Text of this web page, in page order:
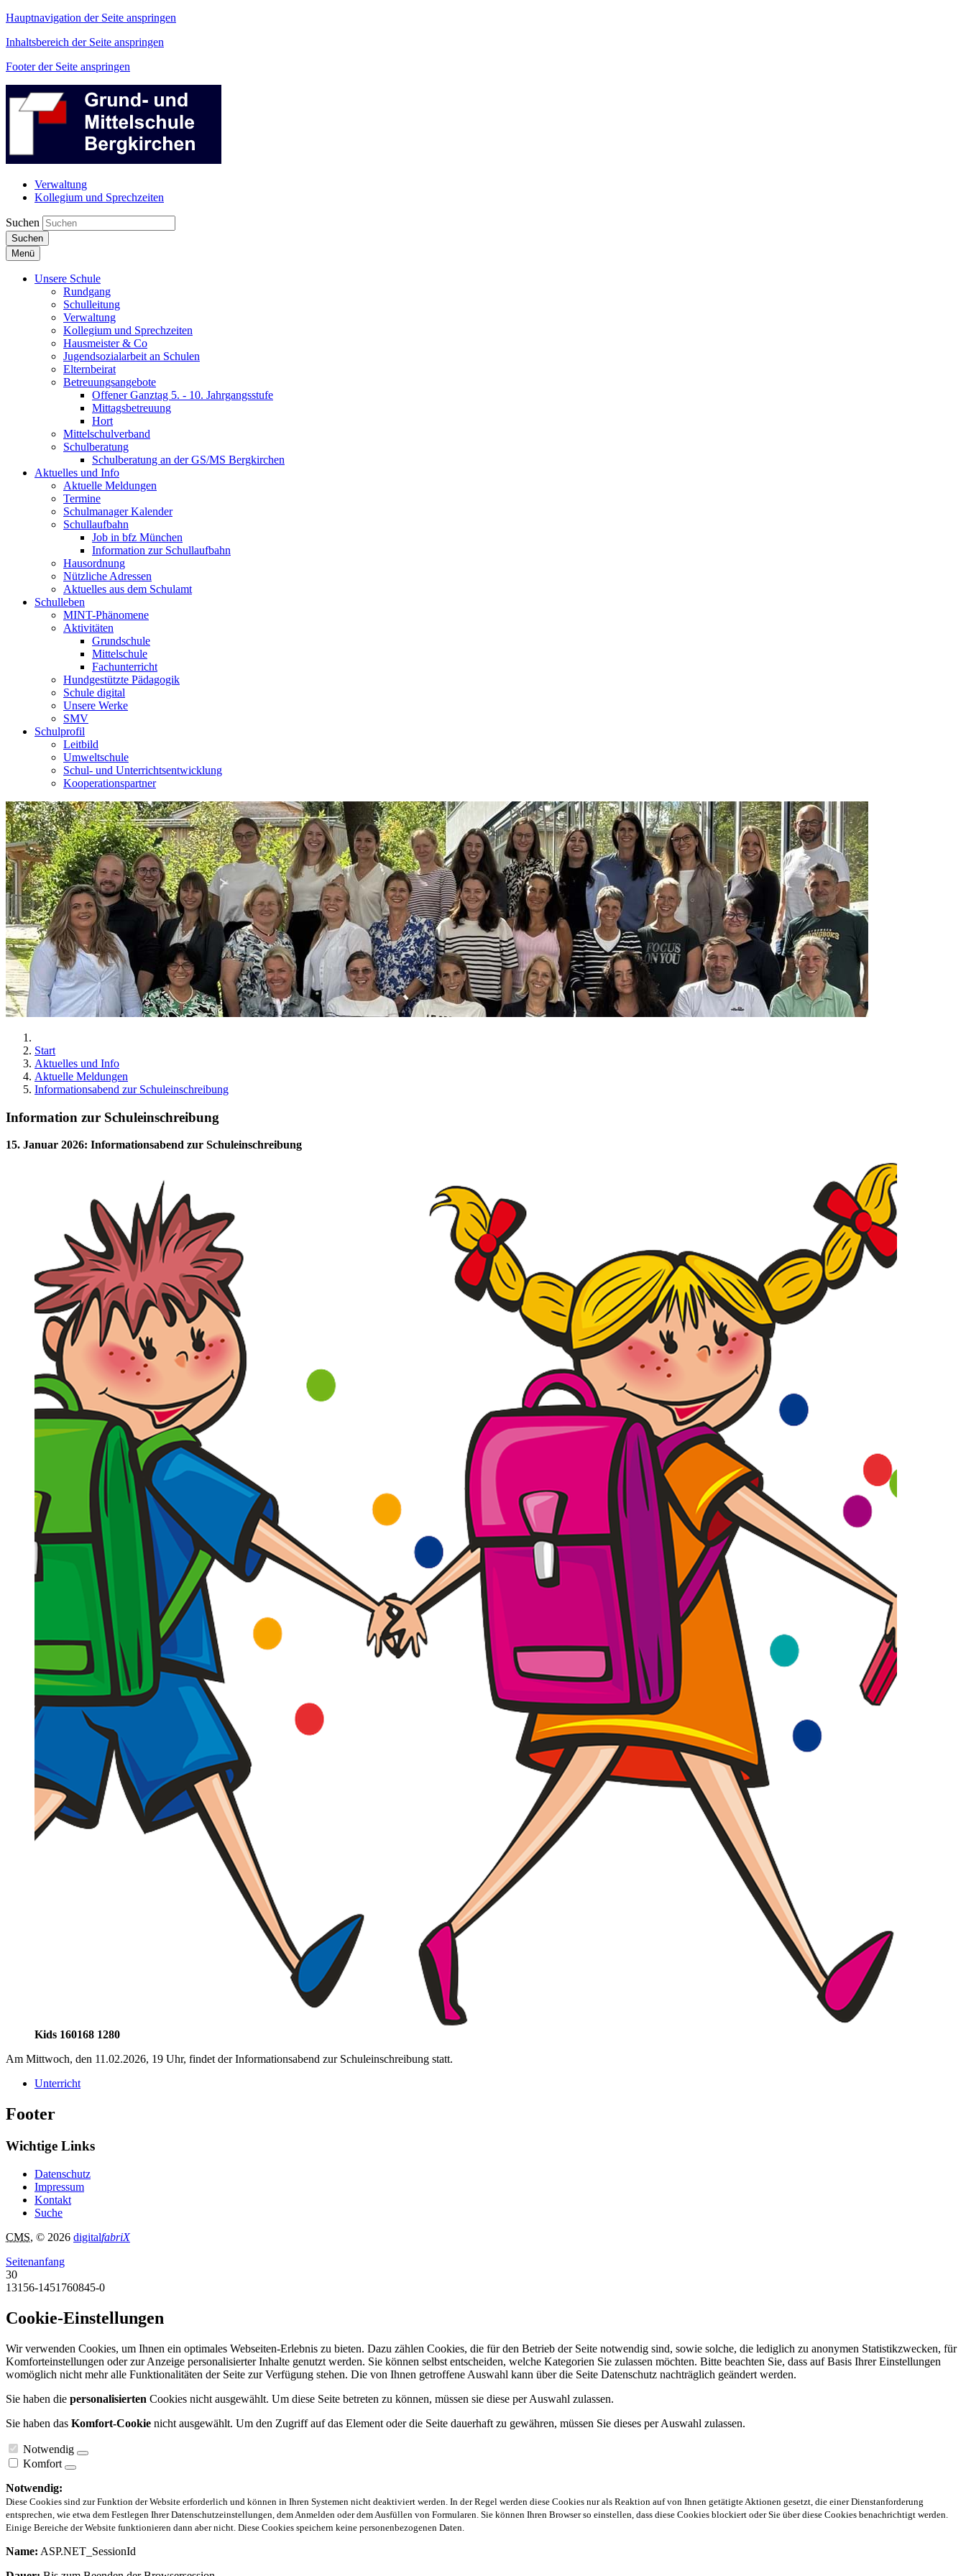
Hauptnavigation der Seite anspringen
Inhaltsbereich der Seite anspringen
Footer der Seite anspringen
Verwaltung
Kollegium und Sprechzeiten
Suchen
Suchen
Menü
Unsere Schule
Rundgang
Schulleitung
Verwaltung
Kollegium und Sprechzeiten
Hausmeister & Co
Jugendsozialarbeit an Schulen
Elternbeirat
Betreuungsangebote
Offener Ganztag 5. - 10. Jahrgangsstufe
Mittagsbetreuung
Hort
Mittelschulverband
Schulberatung
Schulberatung an der GS/MS Bergkirchen
Aktuelles und Info
Aktuelle Meldungen
Termine
Schulmanager Kalender
Schullaufbahn
Job in bfz München
Information zur Schullaufbahn
Hausordnung
Nützliche Adressen
Aktuelles aus dem Schulamt
Schulleben
MINT-Phänomene
Aktivitäten
Grundschule
Mittelschule
Fachunterricht
Hundgestützte Pädagogik
Schule digital
Unsere Werke
SMV
Schulprofil
Leitbild
Umweltschule
Schul- und Unterrichtsentwicklung
Kooperationspartner
Start
Aktuelles und Info
Aktuelle Meldungen
Informationsabend zur Schuleinschreibung
Information zur Schuleinschreibung
15. Januar 2026: Informationsabend zur Schuleinschreibung
Kids 160168 1280
Am Mittwoch, den 11.02.2026, 19 Uhr, findet der Informationsabend zur Schuleinschreibung statt.
Unterricht
Footer
Wichtige Links
Datenschutz
Impressum
Kontakt
Suche
CMS, © 2026 digitalfabriX
Seitenanfang
30
13156-1451760845-0
Cookie-Einstellungen
Wir verwenden Cookies, um Ihnen ein optimales Webseiten-Erlebnis zu bieten. Dazu zählen Cookies, die für den Betrieb der Seite notwendig sind, sowie solche, die lediglich zu anonymen Statistikzwecken, für
Komforteinstellungen oder zur Anzeige personalisierter Inhalte genutzt werden. Sie können selbst entscheiden, welche Kategorien Sie zulassen möchten. Bitte beachten Sie, dass auf Basis Ihrer Einstellungen
womöglich nicht mehr alle Funktionalitäten der Seite zur Verfügung stehen. Die von Ihnen getroffene Auswahl kann über die Seite Datenschutz nachträglich geändert werden.
Sie haben die personalisierten Cookies nicht ausgewählt. Um diese Seite betreten zu können, müssen sie diese per Auswahl zulassen.
Sie haben das Komfort-Cookie nicht ausgewählt. Um den Zugriff auf das Element oder die Seite dauerhaft zu gewähren, müssen Sie dieses per Auswahl zulassen.
Notwendig
Komfort
Notwendig:
Diese Cookies sind zur Funktion der Website erforderlich und können in Ihren Systemen nicht deaktiviert werden. In der Regel werden diese Cookies nur als Reaktion auf von Ihnen getätigte Aktionen gesetzt, die einer Dienstanforderung
entsprechen, wie etwa dem Festlegen Ihrer Datenschutzeinstellungen, dem Anmelden oder dem Ausfüllen von Formularen. Sie können Ihren Browser so einstellen, dass diese Cookies blockiert oder Sie über diese Cookies benachrichtigt werden.
Einige Bereiche der Website funktionieren dann aber nicht. Diese Cookies speichern keine personenbezogenen Daten.
Name: ASP.NET_SessionId